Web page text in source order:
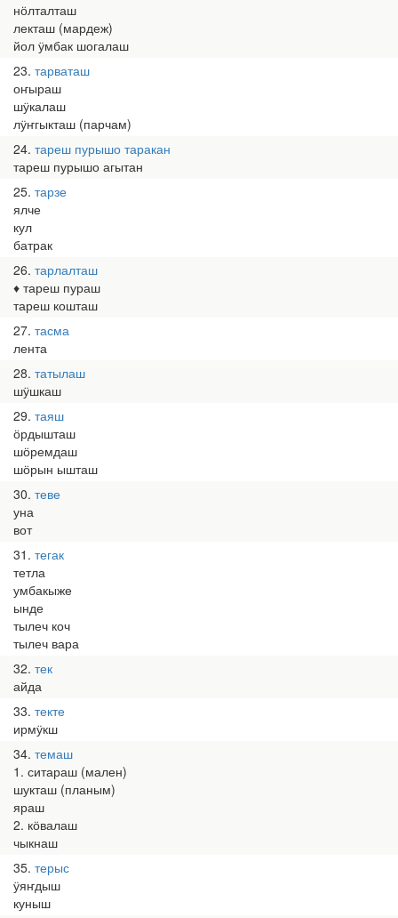
нӧлталташ
лекташ (мардеж)
йол ӱмбак шогалаш
23 тарваташ
оҥыраш
шӱкалаш
лӱҥгыкташ (парчам)
24 тареш пурышо таракан
тареш пурышо агытан
25 тарзе
ялче
кул
батрак
26 тарлалташ
♦ тареш пураш
тареш кошташ
27 тасма
лента
28 татылаш
шӱшкаш
29 таяш
ӧрдышташ
шӧремдаш
шӧрын ышташ
30 теве
уна
вот
31 тегак
тетла
умбакыже
ынде
тылеч коч
тылеч вара
32 тек
айда
33 текте
ирмӱкш
34 темаш
1. ситараш (мален)
шукташ (планым)
яраш
2. кӧвалаш
чыкнаш
35 терыс
ӱяҥдыш
куныш